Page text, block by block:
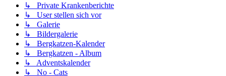
↳ Private Krankenberichte
↳ User stellen sich vor
↳ Galerie
↳ Bildergalerie
↳ Bergkatzen-Kalender
↳ Bergkatzen - Album
↳ Adventskalender
↳ No - Cats